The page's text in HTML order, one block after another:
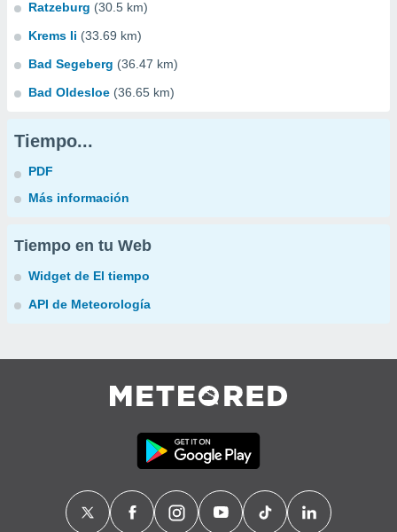
Ratzeburg (30.5 km)
Krems Ii (33.69 km)
Bad Segeberg (36.47 km)
Bad Oldesloe (36.65 km)
Tiempo...
PDF
Más información
Tiempo en tu Web
Widget de El tiempo
API de Meteorología